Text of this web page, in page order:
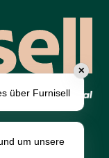
✕
über Furnisell
um unsere